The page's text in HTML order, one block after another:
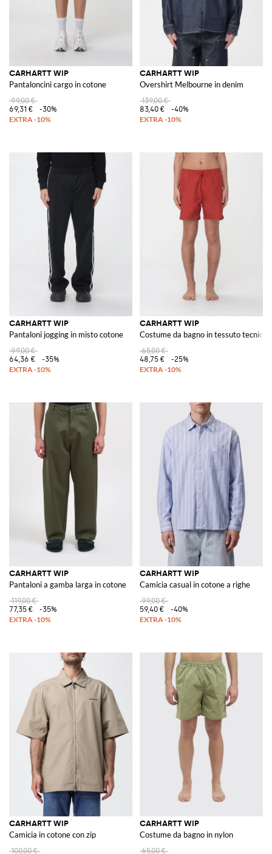
CARHARTT WIP
Pantaloncini cargo in cotone
99,00 €
69,31 €
-30%
CARHARTT WIP
Overshirt Melbourne in denim
139,00 €
83,40 €
-40%
CARHARTT WIP
Pantaloni jogging in misto cotone
99,00 €
64,36 €
-35%
CARHARTT WIP
Costume da bagno in tessuto tecnico
65,00 €
48,75 €
-25%
CARHARTT WIP
Pantaloni a gamba larga in cotone
119,00 €
77,35 €
-35%
CARHARTT WIP
Camicia casual in cotone a righe
99,00 €
59,40 €
-40%
CARHARTT WIP
Camicia in cotone con zip
100,00 €
CARHARTT WIP
Costume da bagno in nylon
65,00 €